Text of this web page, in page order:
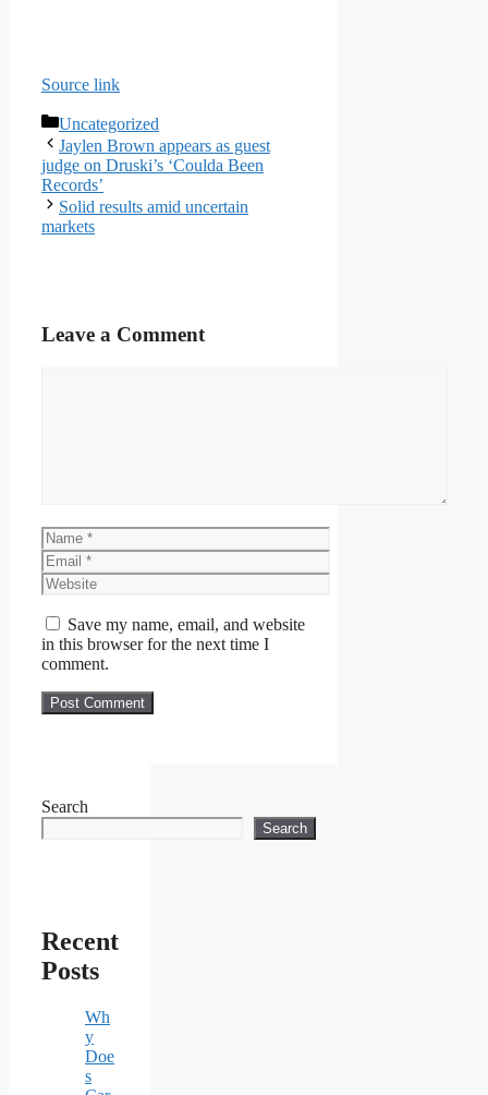
Source link
Categories
Uncategorized
Jaylen Brown appears as guest
judge on Druski’s ‘Coulda Been
Records’
Solid results amid uncertain
markets
Leave a Comment
Name
Email
Website
Save my name, email, and website
in this browser for the next time I
comment.
Search
Search
Recent
Posts
Wh
y
Doe
s